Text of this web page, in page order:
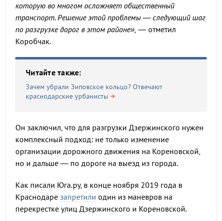
которую во многом осложняет общественный
транспорт. Решение этой проблемы — следующий шаг
по разгрузке дорог в этом районе», — отметил
Коробчак.
Читайте также:
Зачем убрали Зиповское кольцо? Отвечают
краснодарские урбанисты
Он заключил, что для разгрузки Дзержинского нужен
комплексный подход: не только изменение
организации дорожного движения на Кореновской,
но и дальше — по дороге на выезд из города.
Как писали Юга.ру, в конце ноября 2019 года в
Краснодаре запретили один из маневров на
перекрестке улиц Дзержинского и Кореновской.